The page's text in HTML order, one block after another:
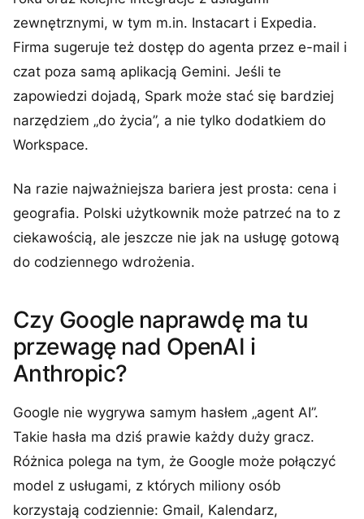
zewnętrznymi, w tym m.in. Instacart i Expedia.
Firma sugeruje też dostęp do agenta przez e-mail i
czat poza samą aplikacją Gemini. Jeśli te
zapowiedzi dojadą, Spark może stać się bardziej
narzędziem „do życia”, a nie tylko dodatkiem do
Workspace.
Na razie najważniejsza bariera jest prosta: cena i
geografia. Polski użytkownik może patrzeć na to z
ciekawością, ale jeszcze nie jak na usługę gotową
do codziennego wdrożenia.
Czy Google naprawdę ma tu
przewagę nad OpenAI i
Anthropic?
Google nie wygrywa samym hasłem „agent AI”.
Takie hasła ma dziś prawie każdy duży gracz.
Różnica polega na tym, że Google może połączyć
model z usługami, z których miliony osób
korzystają codziennie: Gmail, Kalendarz,